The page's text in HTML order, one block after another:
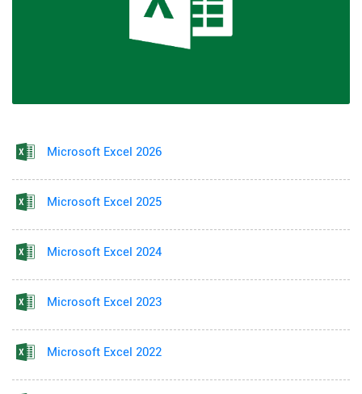
Microsoft Excel 2026
Microsoft Excel 2025
Microsoft Excel 2024
Microsoft Excel 2023
Microsoft Excel 2022